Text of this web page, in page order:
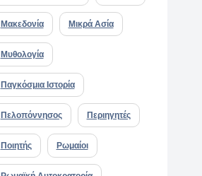
Μακεδονία Μικρά Ασία
Μυθολογία
Παγκόσμια Ιστορία
Πελοπόννησος Περιηγητές
Ποιητής Ρωμαίοι